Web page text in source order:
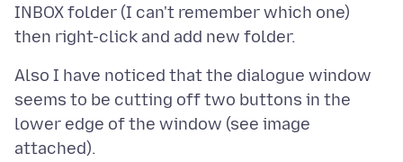
INBOX folder (I can't remember which one)
Also I have noticed that the dialogue window
seems to be cutting off two buttons in the
lower edge of the window (see image